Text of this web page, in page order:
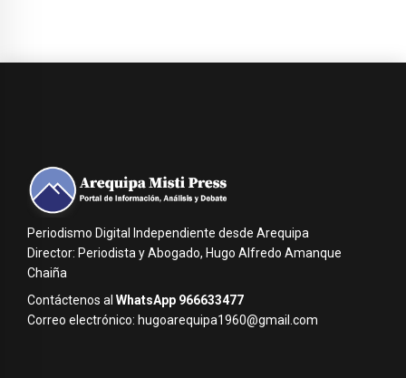
Periodismo Digital Independiente desde Arequipa
Director: Periodista y Abogado, Hugo Alfredo Amanque
Chaiña
Contáctenos al WhatsApp 966633477
Correo electrónico: hugoarequipa1960@gmail.com